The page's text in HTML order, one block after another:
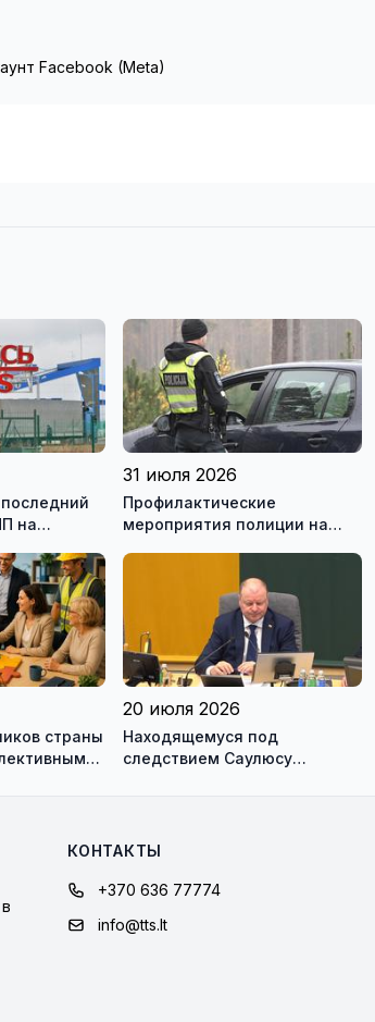
Facebook (Meta)
на
31 июля 2026
Профилактические
мероприятия полиции на
страны
20 июля 2026
Находящемуся под
следствием Саулюсу
КОНТАКТЫ
+370 636 77774
info@tts.lt